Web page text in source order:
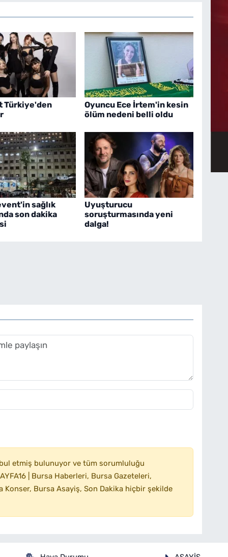
Türkiye'den
Oyuncu Ece İrtem'in kesin
ölüm nedeni belli oldu
sağlık
son dakika
Uyuşturucu
soruşturmasında yeni
dalga!
etmiş bulunuyor ve tüm sorumluluğu
| Bursa Haberleri, Bursa Gazeteleri,
Bursa Asayiş, Son Dakika hiçbir şekilde